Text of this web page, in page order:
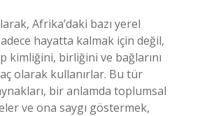
Afrika’daki bazı yerel
hayatta kalmak için değil,
kimliğini, birliğini ve bağlarını
olarak kullanırlar. Bu tür
bir anlamda toplumsal
ve ona saygı göstermek,